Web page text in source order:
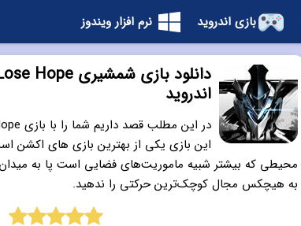
اندروید
این بازی یکی از بهترین بازی های اکشن
محیطی که بیشتر شبیه ماموریت‌های فضایی است پا به میدان
به هیچکس مجال کوچک‌ترین حرکتی را ندهید.
بازی اندروید نرم افزار ویندوز